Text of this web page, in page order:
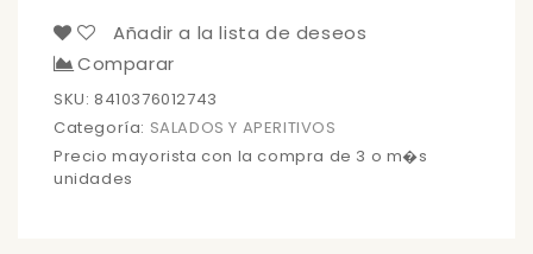
75GR
(12)
cantidad
Añadir a la lista de deseos
Comparar
SKU: 8410376012743
Categoría: SALADOS Y APERITIVOS
Precio mayorista con la compra de 3 o m�s
unidades